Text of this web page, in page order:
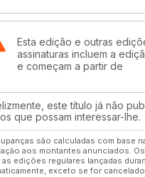
Esta edição e outras
assinaturas incluem a
e começam a partir de
este título já não
que possam interessar-lhe.
são calculadas com base
aos montantes anunciados.
edições regulares lançadas
exceto se for